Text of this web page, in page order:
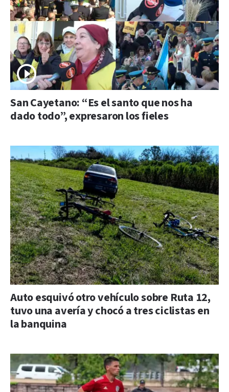
San Cayetano: “Es el santo que nos ha
dado todo”, expresaron los fieles
Auto esquivó otro vehículo sobre Ruta 12,
tuvo una avería y chocó a tres ciclistas en
la banquina